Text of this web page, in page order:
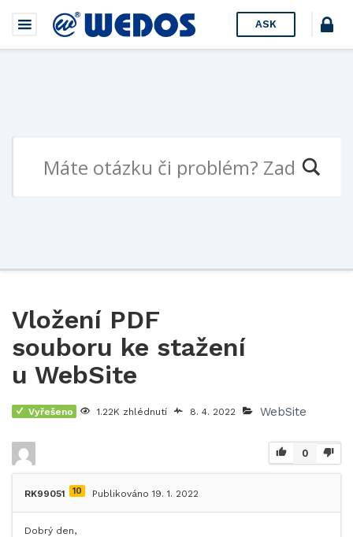
ASK
Vložení PDF
souboru ke stažení
u WebSite
Vyřešeno 1.22K zhlédnutí 8. 4. 2022 WebSite
0
RK99051 10 Publikováno 19. 1. 2022
Dobrý den,